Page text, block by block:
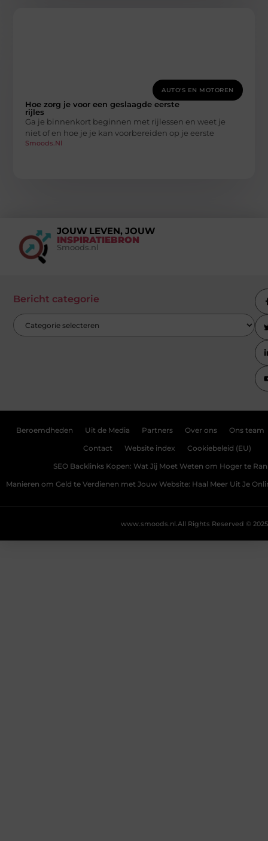
AUTO'S EN MOTOREN
Hoe zorg je voor een geslaagde eerste
rijles
Ga je binnenkort beginnen met rijlessen en weet je
niet of en hoe je je kan voorbereiden op je eerste
Smoods.nl
JOUW LEVEN, JOUW
INSPIRATIEBRON
Smoods.nl
Bericht categorie
Beroemdheden Uit de Media Partners Over ons Ons team
Contact Website index Cookiebeleid (EU)
SEO Backlinks Kopen: Wat Jij Moet Weten om Hoger te
Manieren om Geld te Verdienen met Jouw Website: Haal Meer Uit Je
All Rights Reserved © 2025
www.smoods.nl.